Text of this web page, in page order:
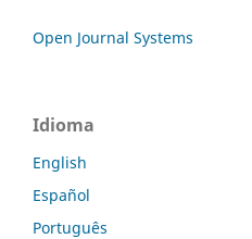
Open Journal Systems
Idioma
English
Español
Português